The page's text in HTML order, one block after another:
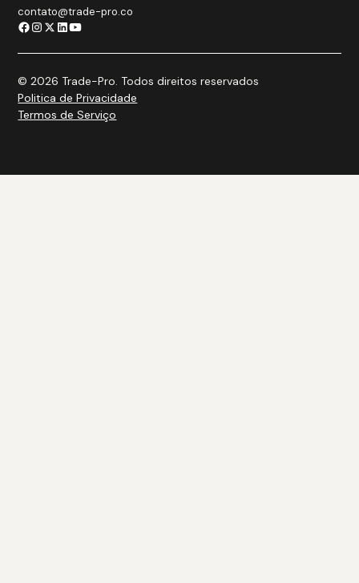
contato@trade-pro.co
© 2026 Trade-Pro. Todos direitos reservados
Politica de Privacidade
Termos de Serviço